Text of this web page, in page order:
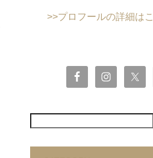
>>プロフールの詳細は